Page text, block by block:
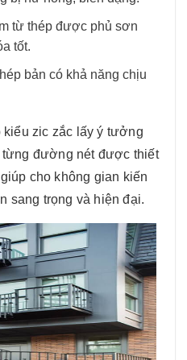
từ thép được phủ sơn
tốt.
bản có khả năng chịu
kiểu zic zắc lấy ý tưởng
đường nét được thiết
cho không gian kiến
sang trọng và hiện đại.